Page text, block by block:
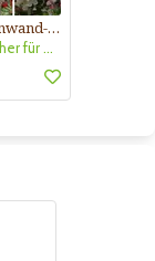
Bunte Gartenwand-Kollektion Nr. 403
5 Großsträucher für buntlaubige Gartenwand, sonnig- halbschattig